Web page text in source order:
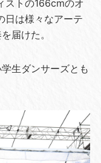
ストの166cmのオ
日は様々なアーテ
届けた。
生ダンサーズとも